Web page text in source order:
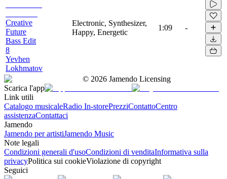
Creative
Future
Bass Edit
8
Yevhen
Lokhmatov
Electronic, Synthesizer,
Happy, Energetic
1:09 -
© 2026 Jamendo Licensing
Scarica l'app
Link utili
Catalogo musicaleRadio In-storePrezziContattoCentro
assistenzaContattaci
Jamendo
Jamendo per artistiJamendo Music
Note legali
Condizioni generali d'usoCondizioni di venditaInformativa sulla
privacyPolitica sui cookieViolazione di copyright
Seguici